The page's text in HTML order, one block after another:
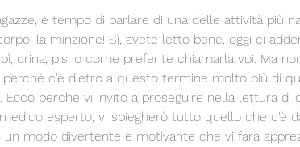
è tempo di parlare di una delle attività più
la minzione! Sì, avete letto bene, oggi ci
urina, pis, o come preferite chiamarla voi. Ma
perché c'è dietro a questo termine molto più di
Ecco perché vi invito a proseguire nella lettura di
esperto, vi spiegherò tutto quello che c'è
un modo divertente e motivante che vi farà